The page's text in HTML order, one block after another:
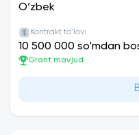
O‘zbek
Kontrakt to'lovi
10 500 000 so'mdan
Grant mavjud